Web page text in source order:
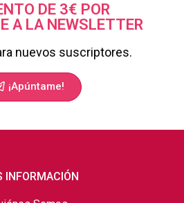
DE 3€ POR
A LA NEWSLETTER
nuevos suscriptores.
¡Apúntame!
INFORMACIÓN